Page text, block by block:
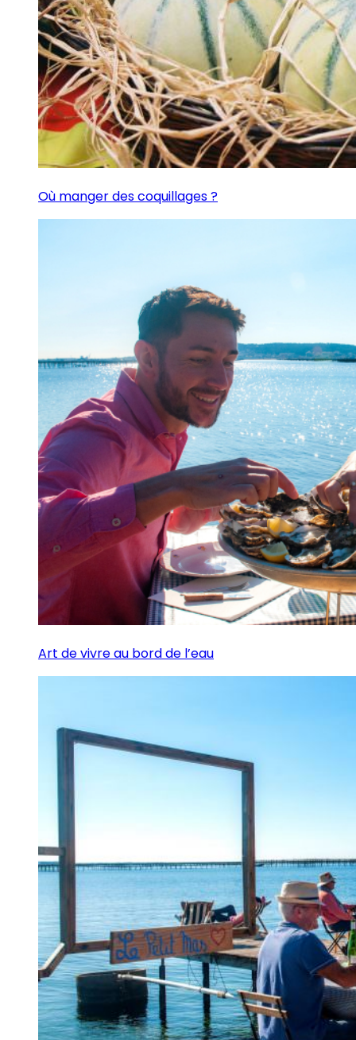
Où manger des coquillages ?
Art de vivre au bord de l’eau